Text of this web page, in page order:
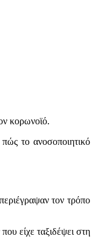
κορωνοϊό.
το ανοσοποιητικό
τον τρόπο
είχε ταξιδέψει στη